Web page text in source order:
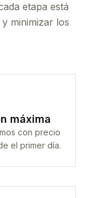
etapa está
minimizar los
máxima
con precio
el primer día.